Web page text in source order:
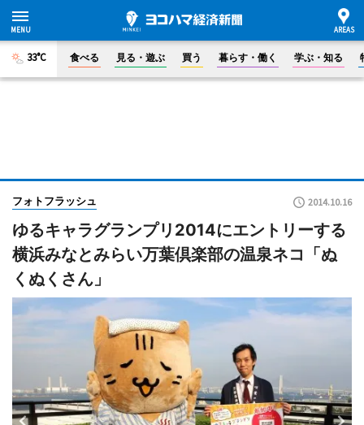
33°C 食べる 見る・遊ぶ 買う 暮らす・働く 学ぶ・知る
フォトフラッシュ 2014.10.16
ゆるキャラグランプリ2014にエントリーする
横浜みなとみらい万葉倶楽部の温泉ネコ「ぬ
くぬくさん」